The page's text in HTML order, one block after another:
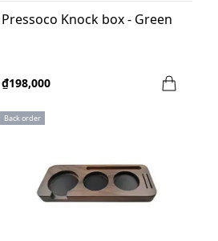
Pressoco Knock box - Green
₫198,000
Back order